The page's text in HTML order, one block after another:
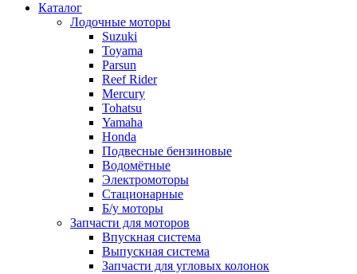
Каталог
Лодочные моторы
Suzuki
Toyama
Parsun
Reef Rider
Mercury
Tohatsu
Yamaha
Honda
Подвесные бензиновые
Водомётные
Электромоторы
Стационарные
Б/у моторы
Запчасти для моторов
Впускная система
Выпускная система
Запчасти для угловых колонок